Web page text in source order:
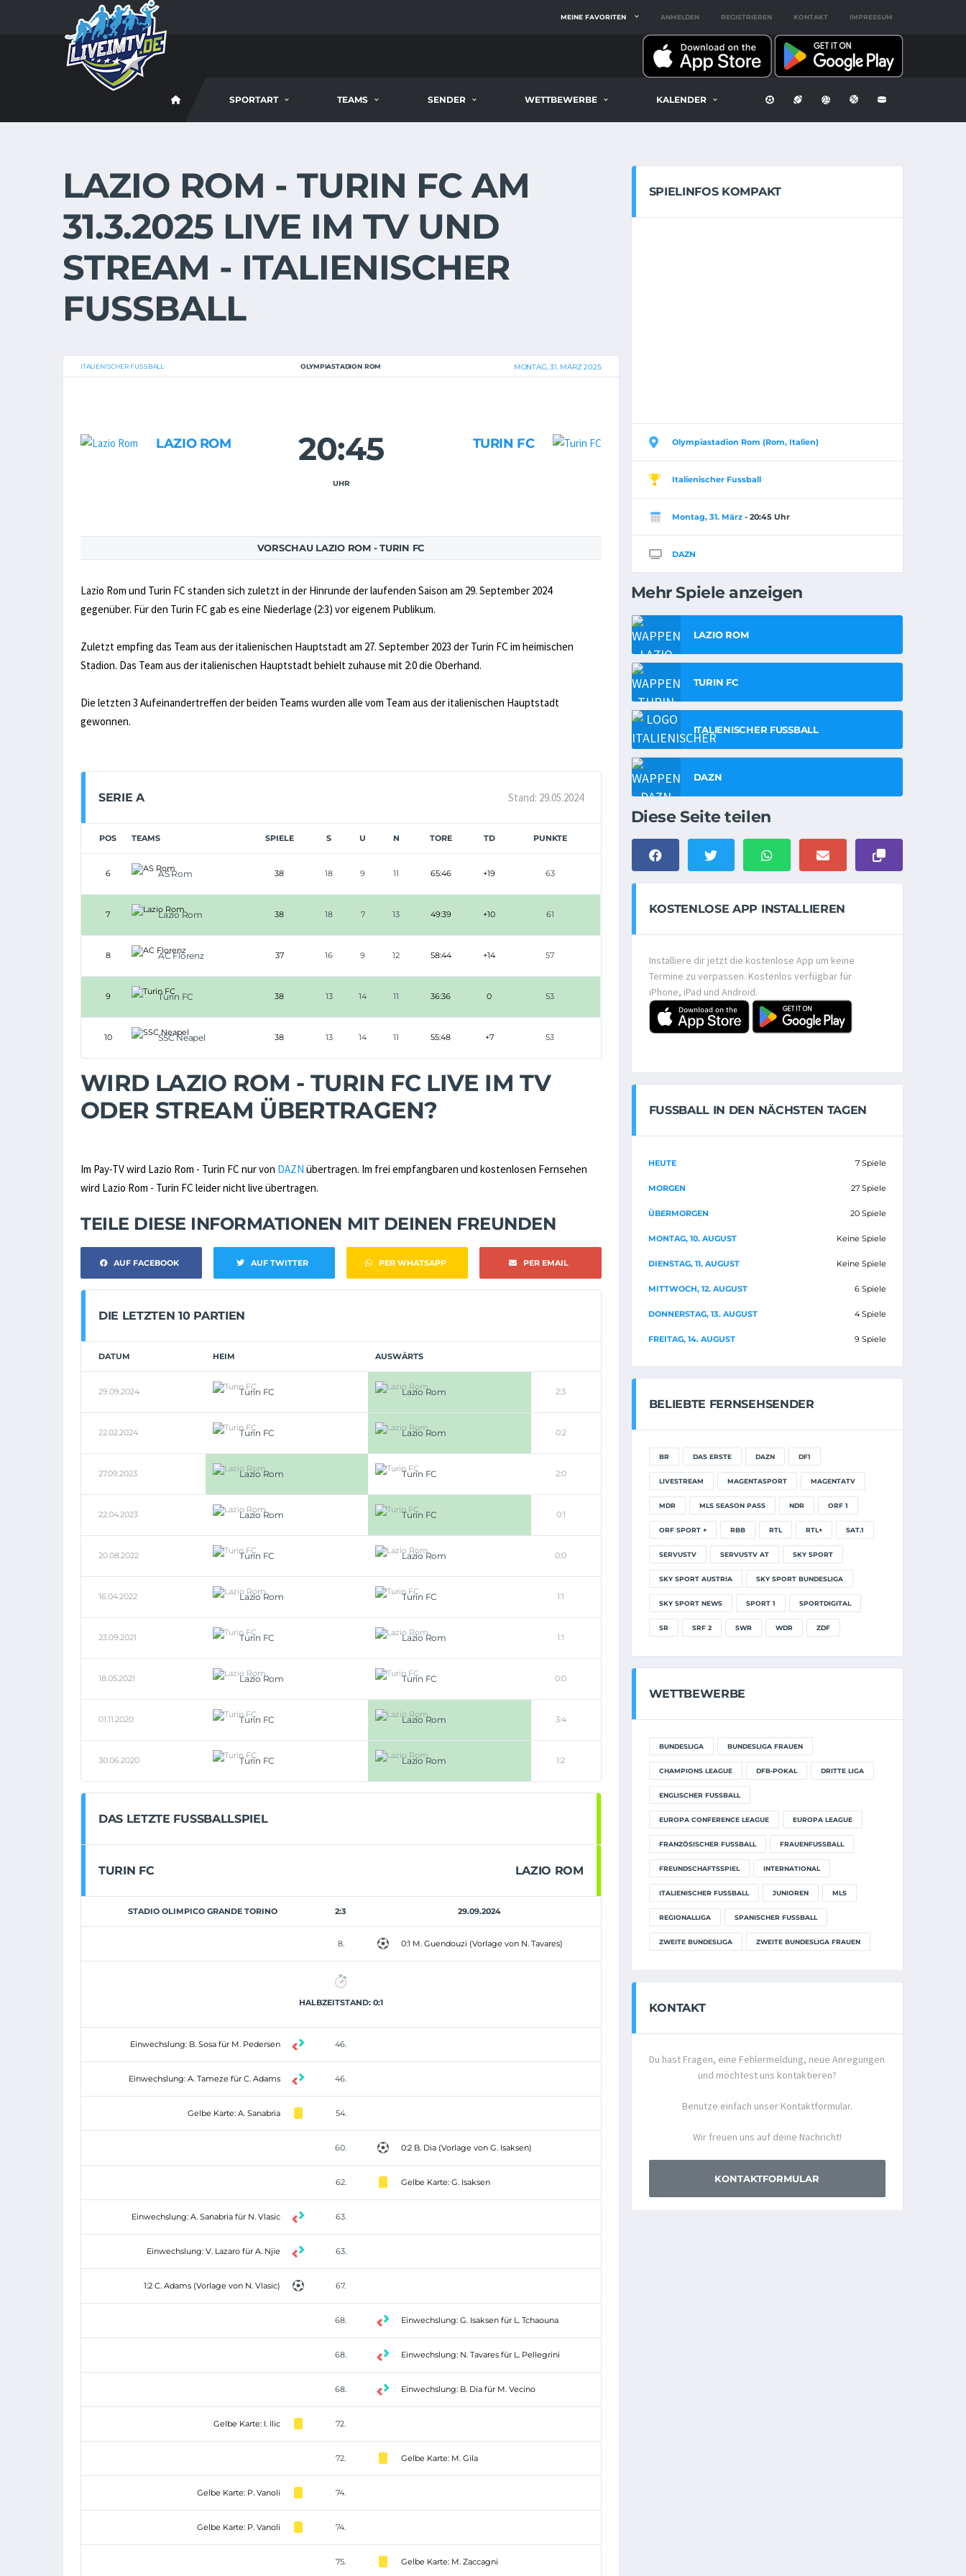
MEINE FAVORITEN ANMELDEN REGISTRIEREN KONTAKT IMPRESSUM
SPORTART TEAMS SENDER WETTBEWERBE KALENDER
LAZIO ROM - TURIN FC AM
31.3.2025 LIVE IM TV UND
STREAM - ITALIENISCHER
FUSSBALL
ITALIENISCHER FUSSBALL OLYMPIASTADION ROM MONTAG, 31. MÄRZ 2025
LAZIO ROM 20:45
UHR
TURIN FC
VORSCHAU LAZIO ROM - TURIN FC
Lazio Rom und Turin FC standen sich zuletzt in der Hinrunde der laufenden Saison am 29. September 2024
gegenüber. Für den Turin FC gab es eine Niederlage (2:3) vor eigenem Publikum.
Zuletzt empfing das Team aus der italienischen Hauptstadt am 27. September 2023 der Turin FC im heimischen
Stadion. Das Team aus der italienischen Hauptstadt behielt zuhause mit 2:0 die Oberhand.
Die letzten 3 Aufeinandertreffen der beiden Teams wurden alle vom Team aus der italienischen Hauptstadt
gewonnen.
SERIE A Stand: 29.05.2024
POS TEAMS SPIELE S U N TORE TD PUNKTE
6 AS Rom 38 18 9 11 65:46 +19 63
7 Lazio Rom 38 18 7 13 49:39 +10 61
8 AC Florenz 37 16 9 12 58:44 +14 57
9 Turin FC 38 13 14 11 36:36 0 53
10 SSC Neapel 38 13 14 11 55:48 +7 53
WIRD LAZIO ROM - TURIN FC LIVE IM TV
ODER STREAM ÜBERTRAGEN?
Im Pay-TV wird Lazio Rom - Turin FC nur von DAZN übertragen. Im frei empfangbaren und kostenlosen Fernsehen
wird Lazio Rom - Turin FC leider nicht live übertragen.
TEILE DIESE INFORMATIONEN MIT DEINEN FREUNDEN
AUF FACEBOOK AUF TWITTER PER WHATSAPP PER EMAIL
DIE LETZTEN 10 PARTIEN
DATUM HEIM AUSWÄRTS
29.09.2024 Turin FC Lazio Rom 2:3
22.02.2024 Turin FC Lazio Rom 0:2
27.09.2023 Lazio Rom Turin FC 2:0
22.04.2023 Lazio Rom Turin FC 0:1
20.08.2022 Turin FC Lazio Rom 0:0
16.04.2022 Lazio Rom Turin FC 1:1
23.09.2021 Turin FC Lazio Rom 1:1
18.05.2021 Lazio Rom Turin FC 0:0
01.11.2020 Turin FC Lazio Rom 3:4
30.06.2020 Turin FC Lazio Rom 1:2
DAS LETZTE FUSSBALLSPIEL
TURIN FC LAZIO ROM
STADIO OLIMPICO GRANDE TORINO 2:3 29.09.2024
8. 0:1 M. Guendouzi (Vorlage von N. Tavares)
HALBZEITSTAND: 0:1
Einwechslung: B. Sosa für M. Pedersen 46.
Einwechslung: A. Tameze für C. Adams 46.
Gelbe Karte: A. Sanabria 54.
60. 0:2 B. Dia (Vorlage von G. Isaksen)
62. Gelbe Karte: G. Isaksen
Einwechslung: A. Sanabria für N. Vlasic 63.
Einwechslung: V. Lazaro für A. Njie 63.
1:2 C. Adams (Vorlage von N. Vlasic) 67.
68. Einwechslung: G. Isaksen für L. Tchaouna
68. Einwechslung: N. Tavares für L. Pellegrini
68. Einwechslung: B. Dia für M. Vecino
Gelbe Karte: I. Ilic 72.
72. Gelbe Karte: M. Gila
Gelbe Karte: P. Vanoli 74.
Gelbe Karte: P. Vanoli 74.
75. Gelbe Karte: M. Zaccagni
SPIELINFOS KOMPAKT
Olympiastadion Rom (Rom, Italien)
Italienischer Fussball
Montag, 31. März- 20:45 Uhr
DAZN
Mehr Spiele anzeigen
LAZIO ROM
TURIN FC
ITALIENISCHER FUSSBALL
DAZN
Diese Seite teilen
KOSTENLOSE APP INSTALLIEREN
Installiere dir jetzt die kostenlose App um keine
Termine zu verpassen. Kostenlos verfügbar für
iPhone, iPad und Android.
FUSSBALL IN DEN NÄCHSTEN TAGEN
HEUTE 7 Spiele
MORGEN 27 Spiele
ÜBERMORGEN 20 Spiele
MONTAG, 10. AUGUST Keine Spiele
DIENSTAG, 11. AUGUST Keine Spiele
MITTWOCH, 12. AUGUST 6 Spiele
DONNERSTAG, 13. AUGUST 4 Spiele
FREITAG, 14. AUGUST 9 Spiele
BELIEBTE FERNSEHSENDER
BR DAS ERSTE DAZN DF1
LIVESTREAM MAGENTASPORT MAGENTATV
MDR MLS SEASON PASS NDR ORF 1
ORF SPORT + RBB RTL RTL+ SAT.1
SERVUSTV SERVUSTV AT SKY SPORT
SKY SPORT AUSTRIA SKY SPORT BUNDESLIGA
SKY SPORT NEWS SPORT 1 SPORTDIGITAL
SR SRF 2 SWR WDR ZDF
WETTBEWERBE
BUNDESLIGA BUNDESLIGA FRAUEN
CHAMPIONS LEAGUE DFB-POKAL DRITTE LIGA
ENGLISCHER FUSSBALL
EUROPA CONFERENCE LEAGUE EUROPA LEAGUE
FRANZÖSISCHER FUSSBALL FRAUENFUSSBALL
FREUNDSCHAFTSSPIEL INTERNATIONAL
ITALIENISCHER FUSSBALL JUNIOREN MLS
REGIONALLIGA SPANISCHER FUSSBALL
ZWEITE BUNDESLIGA ZWEITE BUNDESLIGA FRAUEN
KONTAKT
Du hast Fragen, eine Fehlermeldung, neue Anregungen
und möchtest uns kontaktieren?
Benutze einfach unser Kontaktformular.
Wir freuen uns auf deine Nachricht!
KONTAKTFORMULAR